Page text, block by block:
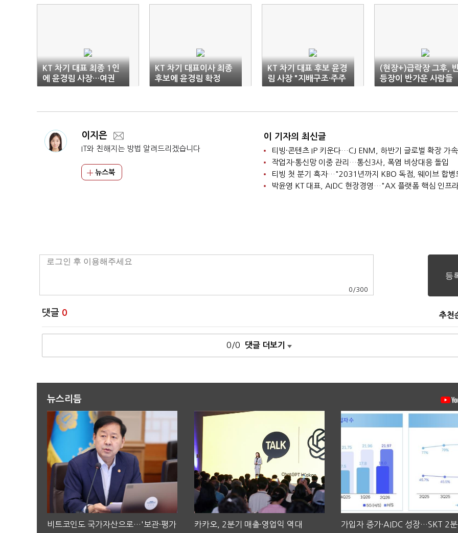
KT 차기 대표 최종 1인
에 윤경림 사장…여권
눈치에 잃어버린 4개월
KT 차기 대표이사 최종
후보에 윤경림 확정
KT 차기 대표 후보 윤경
림 사장 "지배구조·주주
가치 문제 풀어나가겠
(현장+)급락장 그후,
등장이 반가운 사람들
이지은
IT와 친해지는 방법 알려드리겠습니다
뉴스북
이 기자의 최신글
티빙·콘텐츠 IP 키운다…CJ ENM, 하반기 글로벌 확장 가속
작업자·통신망 이중 관리…통신3사, 폭염 비상대응 돌입
0 /300
댓글 0 추천
0/0 댓글 더보기
뉴스리듬
비트코인도 국가자산으로…'보관·평가 카카오, 2분기 매출·영업익 역대 가입자 증가·AIDC 성장…SKT 2